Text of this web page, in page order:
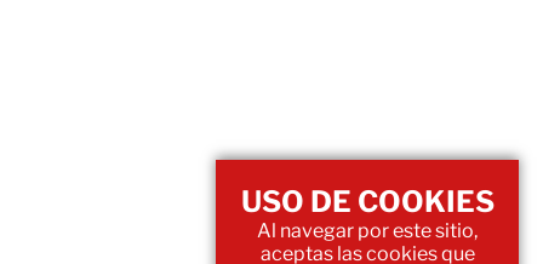
USO DE COOKIES
Al navegar por este sitio,
aceptas las cookies que